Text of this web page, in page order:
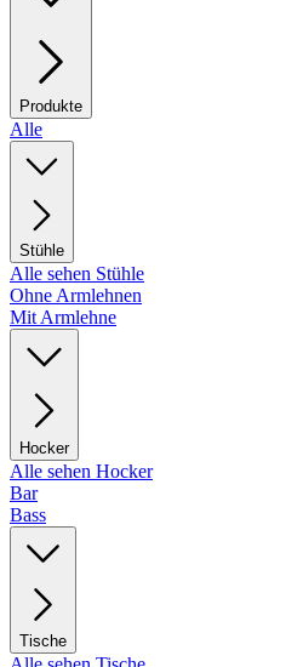
Produkte
Alle
Stühle
Alle sehen Stühle
Ohne Armlehnen
Mit Armlehne
Hocker
Alle sehen Hocker
Bar
Bass
Tische